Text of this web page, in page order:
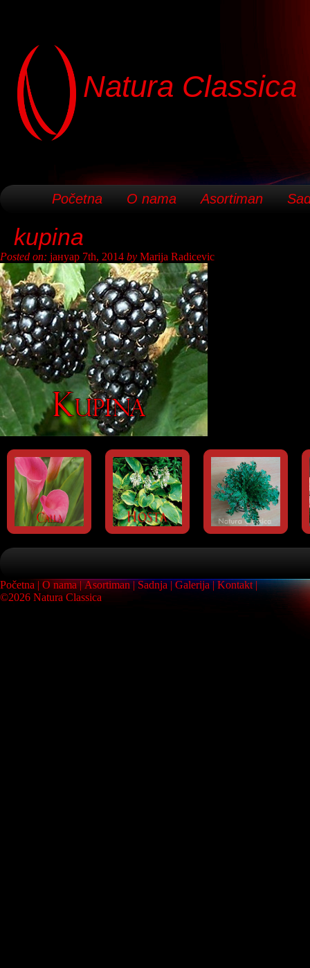
Natura Classica
Početna O nama Asortiman
kupina
Posted on: јануар 7th, 2014 by Marija Radicevic
Početna O nama Asortiman Sadnja Galerija
Kontakt
©2026 Natura Classica